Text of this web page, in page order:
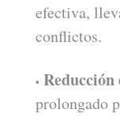
efectiva,
conflictos.
prolongado